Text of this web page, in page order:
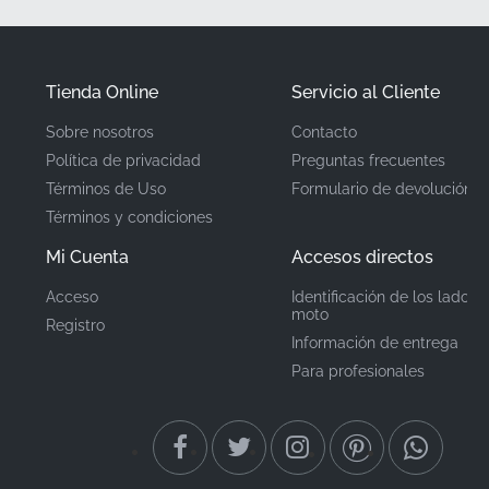
número de pieza oficial del fabricante, lo que certifica
87123KTYD50ZA
Fabricante
Carenado lateral, lado
izquierdo*
Encontrar la pegatina correcta de grado de fábrica es
Tienda Online
Sobre nosotros
Política de privacidad
Términos de Uso
Términos y condiciones
Mi Cuenta
Acceso
Registro
Servicio al Cliente
Contacto
Preguntas frecuentes
Formulario de devolución
Accesos directos
Identificación de los lados
moto
Información de entrega
Para profesionales